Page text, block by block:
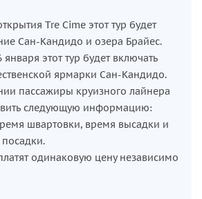
Tre Cime этот тур будет
Сан-Кандидо и озера Брайес.
этот тур будет включать
ярмарки Сан-Кандидо.
пассажиры круизного лайнера
следующую информацию:
швартовки, время высадки и
одинаковую цену независимо